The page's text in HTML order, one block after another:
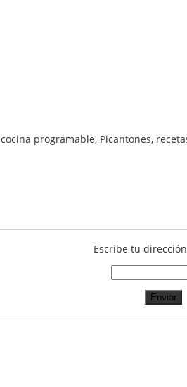
cocina programable, Picantones,
Escribe tu